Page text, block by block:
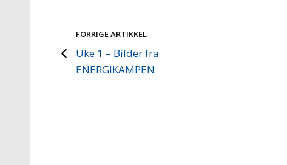
FORRIGE ARTIKKEL
Uke 1 – Bilder fra
ENERGIKAMPEN